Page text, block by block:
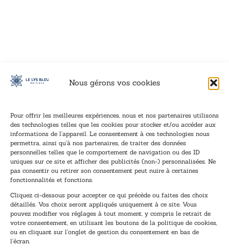
Nous gérons vos cookies
Pour offrir les meilleures expériences, nous et nos partenaires utilisons
des technologies telles que les cookies pour stocker et/ou accéder aux
informations de l’appareil. Le consentement à ces technologies nous
permettra, ainsi qu’à nos partenaires, de traiter des données
personnelles telles que le comportement de navigation ou des ID
uniques sur ce site et afficher des publicités (non-) personnalisées. Ne
pas consentir ou retirer son consentement peut nuire à certaines
fonctionnalités et fonctions.
Cliquez ci-dessous pour accepter ce qui précède ou faites des choix
détaillés. Vos choix seront appliqués uniquement à ce site. Vous
pouvez modifier vos réglages à tout moment, y compris le retrait de
votre consentement, en utilisant les boutons de la politique de cookies,
ou en cliquant sur l’onglet de gestion du consentement en bas de
l’écran.
Inscription à la newsletter
Inscrivez-vous à notre newsletter et recevez nos
dernières nouvelles.
-
m
a
i
l
E
m
a
i
l
*
TENEZ-MOI AU COURANT !